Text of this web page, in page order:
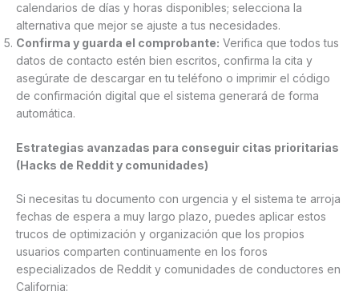
calendarios de días y horas disponibles; selecciona la
alternativa que mejor se ajuste a tus necesidades.
Confirma y guarda el comprobante: Verifica que todos tus
datos de contacto estén bien escritos, confirma la cita y
asegúrate de descargar en tu teléfono o imprimir el código
de confirmación digital que el sistema generará de forma
automática.
Estrategias avanzadas para conseguir citas prioritarias
(Hacks de Reddit y comunidades)
Si necesitas tu documento con urgencia y el sistema te arroja
fechas de espera a muy largo plazo, puedes aplicar estos
trucos de optimización y organización que los propios
usuarios comparten continuamente en los foros
especializados de Reddit y comunidades de conductores en
California: